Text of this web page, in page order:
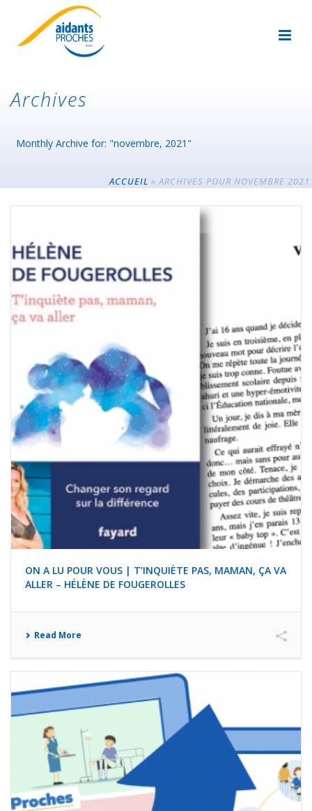
Archives
Monthly Archive for: "novembre, 2021"
ACCUEIL »ARCHIVES POUR NOVEMBRE 2021
ON A LU POUR VOUS | T’INQUIÈTE PAS, MAMAN, ÇA VA
ALLER – HÉLÈNE DE FOUGEROLLES
Read More